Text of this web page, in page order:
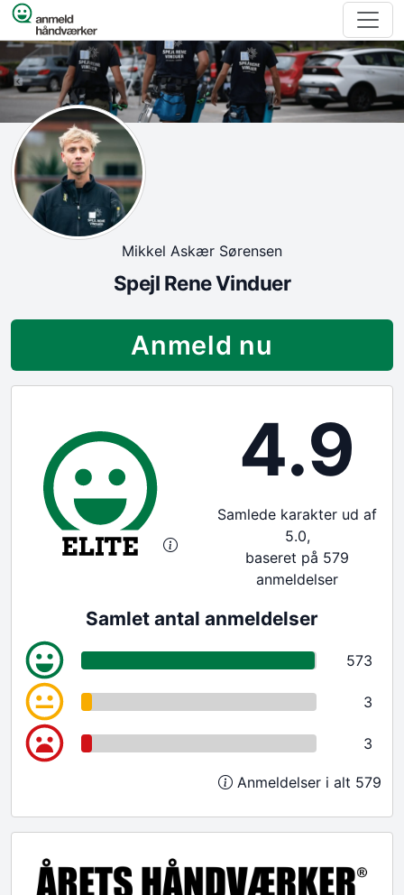
Spring til indhold
Mikkel Askær Sørensen
Spejl Rene Vinduer
Anmeld nu
4.9
Samlede karakter ud af
5.0,
baseret på 579
anmeldelser
Samlet antal anmeldelser
573
3
3
Anmeldelser i alt 579